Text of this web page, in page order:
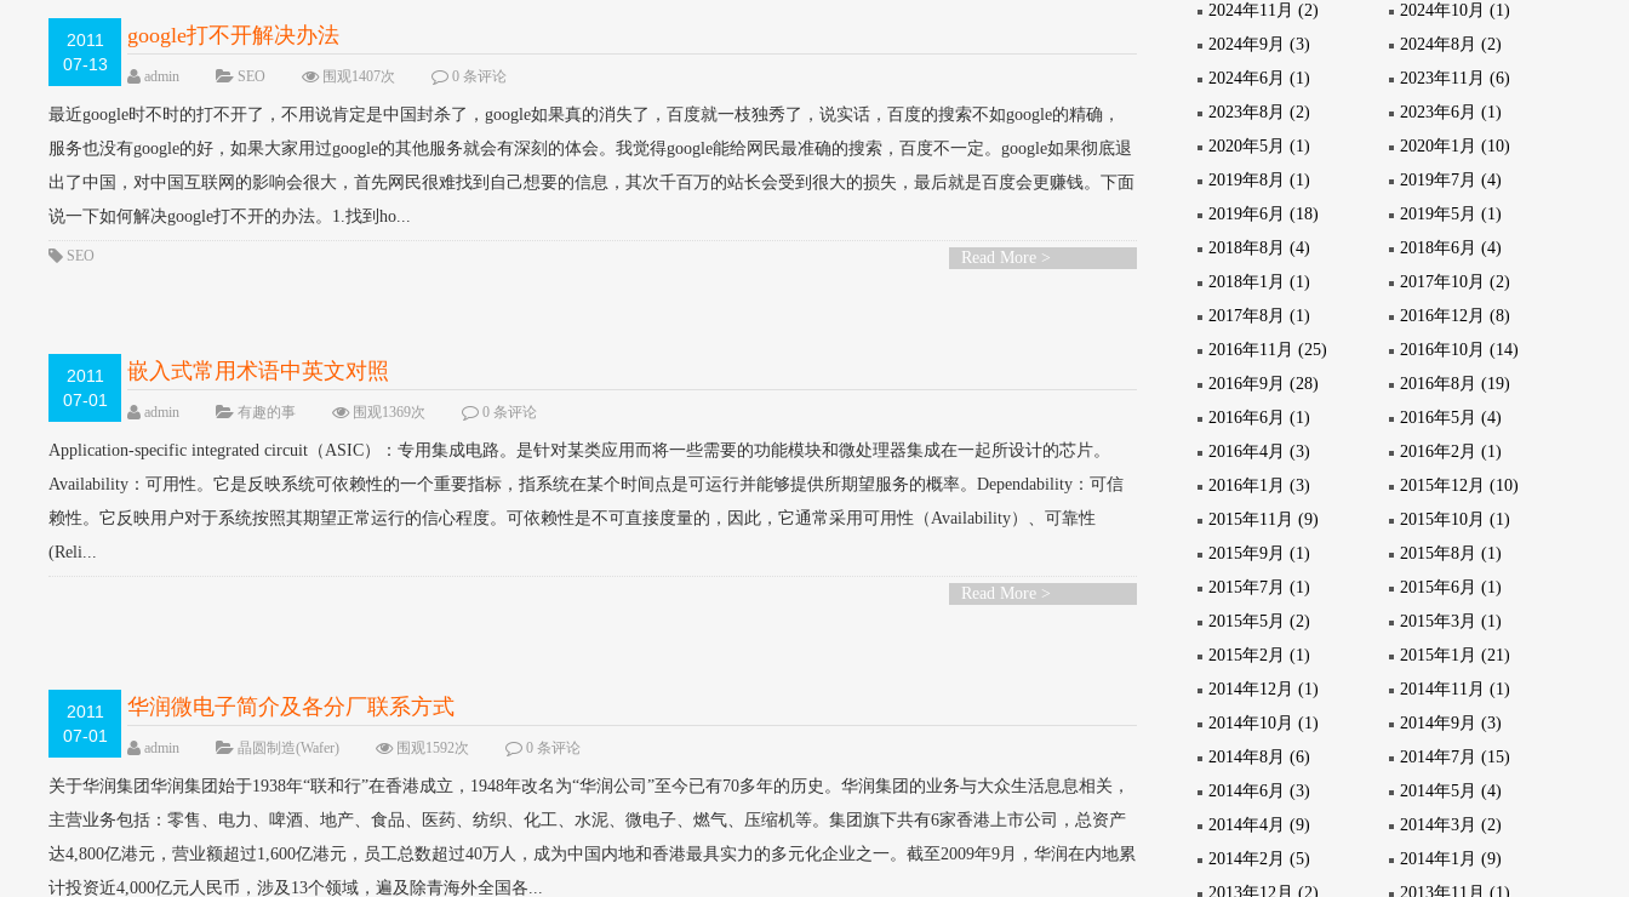
2011
07-13
google打不开解决办法
admin SEO 围观1407次 0 条评论
最近google时不时的打不开了，不用说肯定是中国封杀了，google如果真的消失了，百度就一枝独秀了，说实话，百度的搜索不如google的精确，
服务也没有google的好，如果大家用过google的其他服务就会有深刻的体会。我觉得google能给网民最准确的搜索，百度不一定。google如果彻底退
出了中国，对中国互联网的影响会很大，首先网民很难找到自己想要的信息，其次千百万的站长会受到很大的损失，最后就是百度会更赚钱。下面
说一下如何解决google打不开的办法。1.找到ho...
Read More >
SEO
2011
07-01
嵌入式常用术语中英文对照
admin 有趣的事 围观1369次 0 条评论
Application-specific integrated circuit（ASIC）：专用集成电路。是针对某类应用而将一些需要的功能模块和微处理器集成在一起所设计的芯片。
Availability：可用性。它是反映系统可依赖性的一个重要指标，指系统在某个时间点是可运行并能够提供所期望服务的概率。Dependability：可信
赖性。它反映用户对于系统按照其期望正常运行的信心程度。可依赖性是不可直接度量的，因此，它通常采用可用性（Availability）、可靠性
(Reli...
Read More >
2011
07-01
华润微电子简介及各分厂联系方式
admin 晶圆制造(Wafer) 围观1592次 0 条评论
关于华润集团华润集团始于1938年“联和行”在香港成立，1948年改名为“华润公司”至今已有70多年的历史。华润集团的业务与大众生活息息相关，
主营业务包括：零售、电力、啤酒、地产、食品、医药、纺织、化工、水泥、微电子、燃气、压缩机等。集团旗下共有6家香港上市公司，总资产
达4,800亿港元，营业额超过1,600亿港元，员工总数超过40万人，成为中国内地和香港最具实力的多元化企业之一。截至2009年9月，华润在内地累
计投资近4,000亿元人民币，涉及13个领域，遍及除青海外全国各...
2024年11月 (2)
2024年10月 (1)
2024年9月 (3)
2024年8月 (2)
2024年6月 (1)
2023年11月 (6)
2023年8月 (2)
2023年6月 (1)
2020年5月 (1)
2020年1月 (10)
2019年8月 (1)
2019年7月 (4)
2019年6月 (18)
2019年5月 (1)
2018年8月 (4)
2018年6月 (4)
2018年1月 (1)
2017年10月 (2)
2017年8月 (1)
2016年12月 (8)
2016年11月 (25)
2016年10月 (14)
2016年9月 (28)
2016年8月 (19)
2016年6月 (1)
2016年5月 (4)
2016年4月 (3)
2016年2月 (1)
2016年1月 (3)
2015年12月 (10)
2015年11月 (9)
2015年10月 (1)
2015年9月 (1)
2015年8月 (1)
2015年7月 (1)
2015年6月 (1)
2015年5月 (2)
2015年3月 (1)
2015年2月 (1)
2015年1月 (21)
2014年12月 (1)
2014年11月 (1)
2014年10月 (1)
2014年9月 (3)
2014年8月 (6)
2014年7月 (15)
2014年6月 (3)
2014年5月 (4)
2014年4月 (9)
2014年3月 (2)
2014年2月 (5)
2014年1月 (9)
2013年12月 (2)
2013年11月 (1)